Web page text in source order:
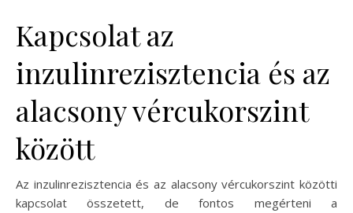
Kapcsolat az
inzulinrezisztencia és az
alacsony vércukorszint
között
Az inzulinrezisztencia és az alacsony vércukorszint közötti
kapcsolat összetett, de fontos megérteni a